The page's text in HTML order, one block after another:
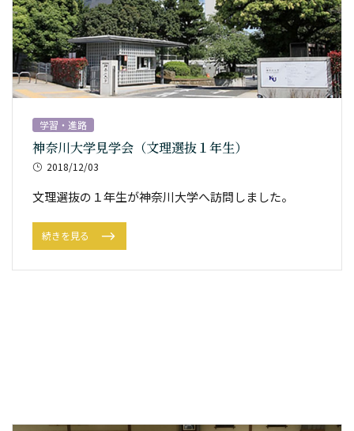
学習・進路
神奈川大学見学会（文理選抜１年生）
2018/12/03
文理選抜の１年生が神奈川大学へ訪問しました。
続きを見る